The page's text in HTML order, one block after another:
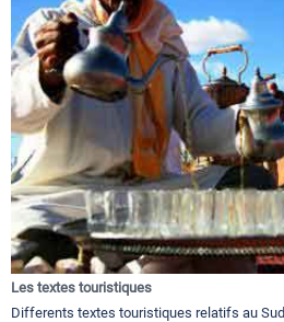
Les textes touristiques
Differents textes touristiques relatifs au